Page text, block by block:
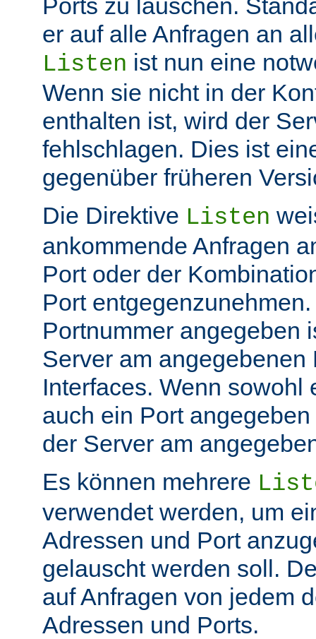
Ports zu lauschen.
er auf alle Anfragen an
Listen ist nun eine
Wenn sie nicht in der
enthalten ist, wird der
fehlschlagen. Dies ist
gegenüber früheren
Die Direktive Listen
ankommende Anfragen
Port oder der
Port
Portnummer angegeben
Server am angegebenen
Interfaces. Wenn sowohl
auch ein Port
der Server am
Es können mehrere
verwendet werden, um
Adressen und Port
gelauscht werden soll.
auf Anfragen von jedem
Adressen und Ports.